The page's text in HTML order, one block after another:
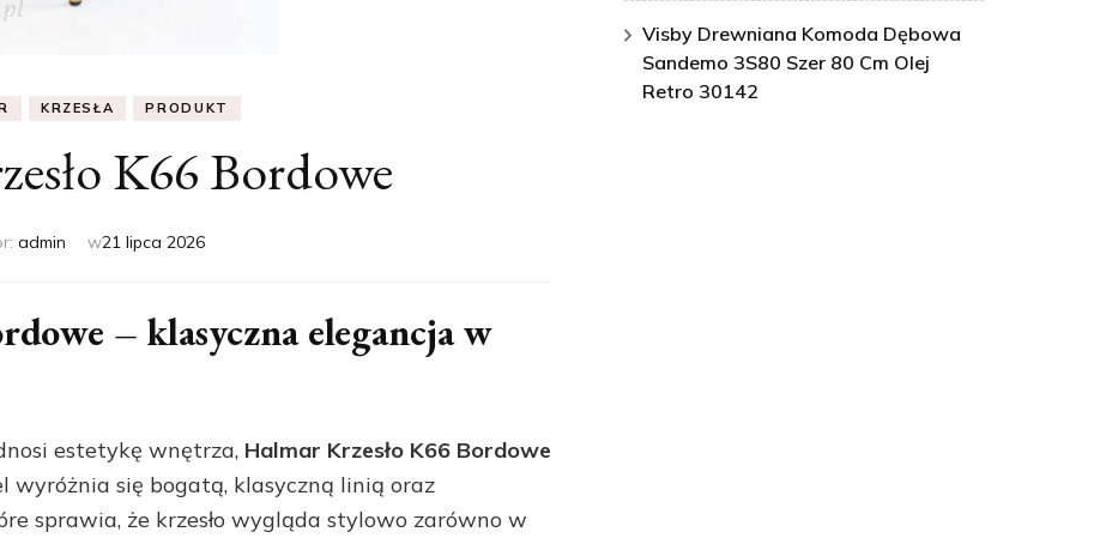
KRZESŁA PRODUKT
K66 Bordowe
admin w21 lipca 2026
– klasyczna elegancja w
estetykę wnętrza, Halmar Krzesło K66 Bordowe
wyróżnia się bogatą, klasyczną linią oraz
sprawia, że krzesło wygląda stylowo zarówno w
Visby Drewniana Komoda Dębowa
Sandemo 3S80 Szer 80 Cm Olej
Retro 30142